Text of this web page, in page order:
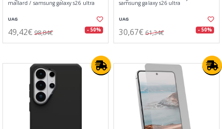
mallard / samsung galaxy s26 ultra
UAG
49,42€ 98,84€ - 50%
samsung galaxy s26 ultra
UAG
30,67€ 61,34€ - 50%